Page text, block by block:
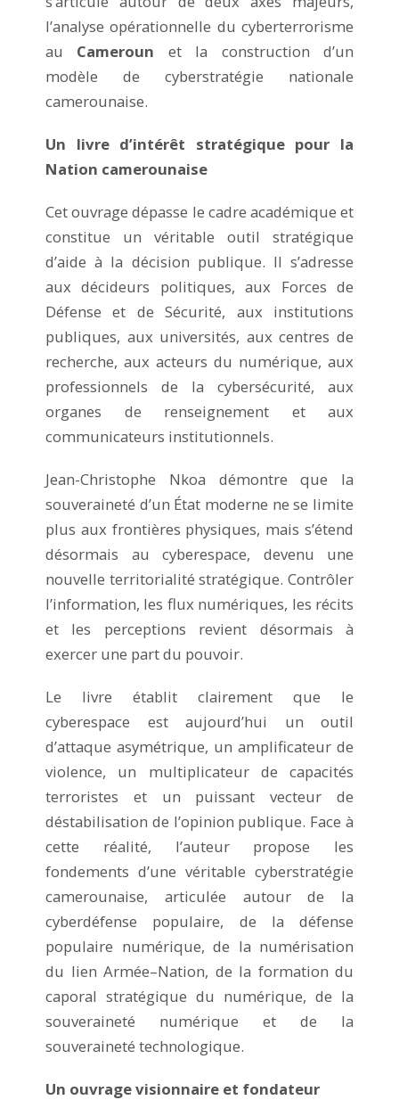
l’analyse opérationnelle du cyberterrorisme
au Cameroun et la construction d’un
modèle de cyberstratégie nationale
camerounaise.
Un livre d’intérêt stratégique pour la
Nation camerounaise
Cet ouvrage dépasse le cadre académique et
constitue un véritable outil stratégique
d’aide à la décision publique. Il s’adresse
aux décideurs politiques, aux Forces de
Défense et de Sécurité, aux institutions
publiques, aux universités, aux centres de
recherche, aux acteurs du numérique, aux
professionnels de la cybersécurité, aux
organes de renseignement et aux
communicateurs institutionnels.
Jean-Christophe Nkoa démontre que la
souveraineté d’un État moderne ne se limite
plus aux frontières physiques, mais s’étend
désormais au cyberespace, devenu une
nouvelle territorialité stratégique. Contrôler
l’information, les flux numériques, les récits
et les perceptions revient désormais à
exercer une part du pouvoir.
Le livre établit clairement que le
cyberespace est aujourd’hui un outil
d’attaque asymétrique, un amplificateur de
violence, un multiplicateur de capacités
terroristes et un puissant vecteur de
déstabilisation de l’opinion publique. Face à
cette réalité, l’auteur propose les
fondements d’une véritable cyberstratégie
camerounaise, articulée autour de la
cyberdéfense populaire, de la défense
populaire numérique, de la numérisation
du lien Armée–Nation, de la formation du
caporal stratégique du numérique, de la
souveraineté numérique et de la
souveraineté technologique.
Un ouvrage visionnaire et fondateur